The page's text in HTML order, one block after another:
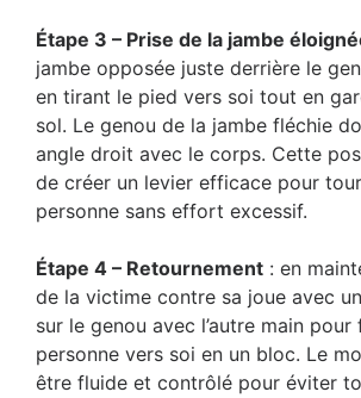
Étape 3 – Prise de la jambe
jambe opposée juste derrière le
en tirant le pied vers soi tout en
sol. Le genou de la jambe fléchie
angle droit avec le corps. Cette
de créer un levier efficace pour
personne sans effort excessif.
Étape 4 – Retournement : en
de la victime contre sa joue avec
sur le genou avec l’autre main
personne vers soi en un bloc. Le
être fluide et contrôlé pour éviter